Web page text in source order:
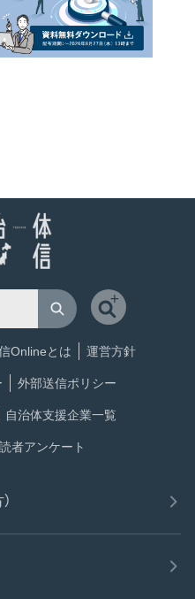
Onlineとは 運営方針
外部送信ポリシー
自治体支援企業一覧
読者アンケート